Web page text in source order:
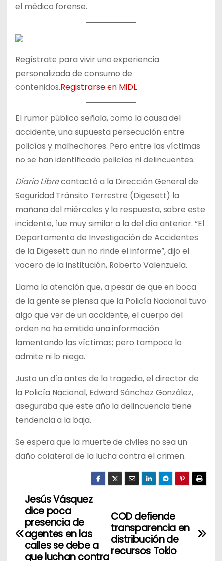
el médico forense.
Regístrate para vivir una experiencia
personalizada de consumo de
contenidos.Registrarse en MiDL
El rumor público señala, como la causa del
accidente, una supuesta persecución entre
policías y malhechores. Pero entre las víctimas
no se han identificado policías ni delincuentes.
Diario Librecontactó a la Dirección General de
Seguridad Tránsito Terrestre (Digesett) la
mañana del miércoles y la respuesta, sobre este
incidente, fue muy similar a la del día anterior. “El
Departamento de Investigación de Accidentes
de la Digesett aun no rinde el informe”, dijo el
vocero de la institución, Roberto Valenzuela.
Llama la atención que, a pesar de que en boca
de la gente se piensa que la Policía Nacional tuvo
algo que ver de un accidente, el cuerpo del
orden no ha emitido una información
lamentando las víctimas; pero tampoco lo
admite ni lo niega.
Justo un día antes de la tragedia, el director de
la Policía Nacional, Edward Sánchez González,
aseguraba que este año la delincuencia tiene
tendencia a la baja.
Se espera que la muerte de civiles no sea un
daño colateral de la lucha contra el crimen.
N
a
COD defiende
transparencia en
distribución de
recursos Tokio
Jesús Vásquez
dice poca
presencia de
agentes en las
calles se debe a
que luchan contra